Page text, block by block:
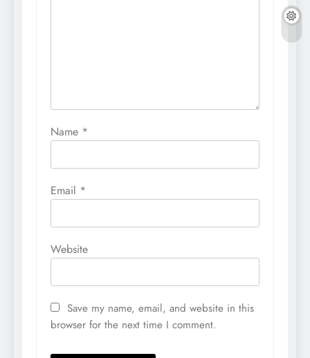
Name *
Email *
Website
Save my name, email, and website in this
browser for the next time I comment.